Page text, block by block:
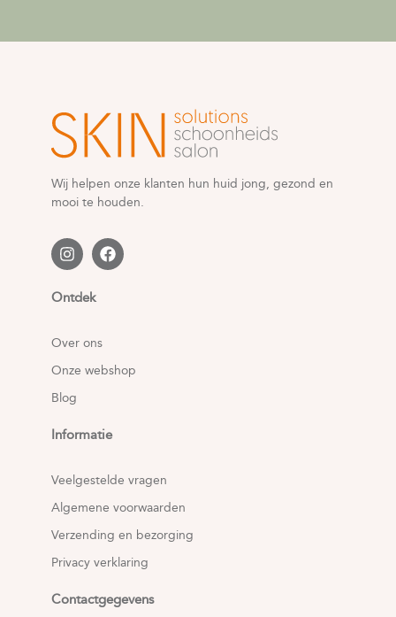
Wij helpen onze klanten hun huid jong, gezond en
mooi te houden.
Ontdek
Over ons
Onze webshop
Blog
Informatie
Veelgestelde vragen
Algemene voorwaarden
Verzending en bezorging
Privacy verklaring
Contactgegevens